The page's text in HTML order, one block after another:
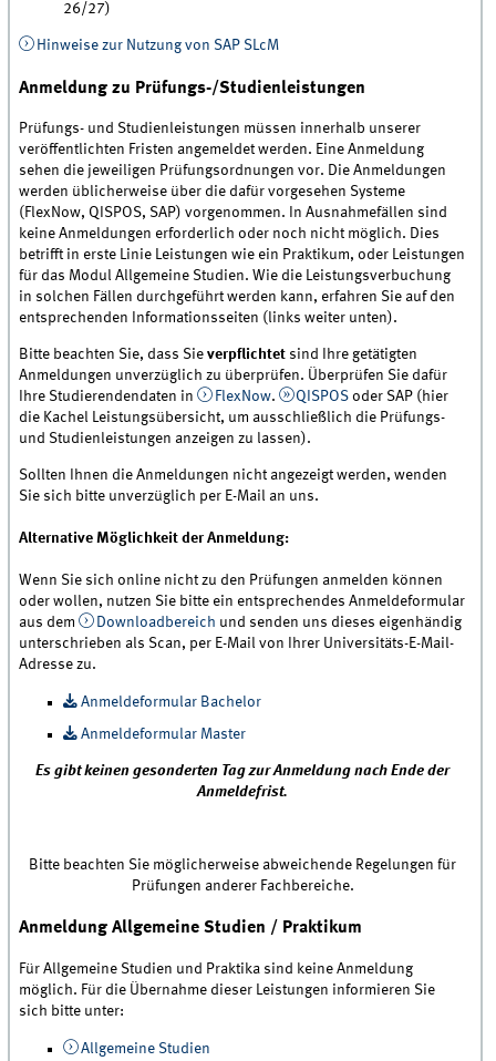
26/27)
Hinweise zur Nutzung von SAP SLcM
Anmeldung zu Prüfungs-/Studienleistungen
Prüfungs- und Studienleistungen müssen innerhalb unserer
veröffentlichten Fristen angemeldet werden. Eine Anmeldung
sehen die jeweiligen Prüfungsordnungen vor. Die Anmeldungen
werden üblicherweise über die dafür vorgesehen Systeme
(FlexNow, QISPOS, SAP) vorgenommen. In Ausnahmefällen sind
keine Anmeldungen erforderlich oder noch nicht möglich. Dies
betrifft in erste Linie Leistungen wie ein Praktikum, oder Leistungen
für das Modul Allgemeine Studien. Wie die Leistungsverbuchung
in solchen Fällen durchgeführt werden kann, erfahren Sie auf den
entsprechenden Informationsseiten (links weiter unten).
Bitte beachten Sie, dass Sieverpflichtet sind Ihre getätigten
Anmeldungen unverzüglich zu überprüfen. Überprüfen Sie dafür
Ihre Studierendendaten in
FlexNow. QISPOS oder SAP (hier
die Kachel Leistungsübersicht, um ausschließlich die Prüfungs-
und Studienleistungen anzeigen zu lassen).
Sollten Ihnen die Anmeldungen nicht angezeigt werden, wenden
Sie sich bitte unverzüglich per E-Mail an uns.
Alternative Möglichkeit der Anmeldung:
Wenn Sie sich online nicht zu den Prüfungen anmelden können
oder wollen, nutzen Sie bitte ein entsprechendes Anmeldeformular
aus dem
Downloadbereich und senden uns dieses eigenhändig
unterschrieben als Scan, per E-Mail von Ihrer Universitäts-E-Mail-
Adresse zu.
Anmeldeformular Bachelor
Anmeldeformular Master
Es gibt keinen gesonderten Tag zur Anmeldung nach Ende der
Anmeldefrist.
Bitte beachten Sie möglicherweise abweichende Regelungen für
Prüfungen anderer Fachbereiche.
Anmeldung Allgemeine Studien / Praktikum
Für Allgemeine Studien und Praktika sind keine Anmeldung
möglich. Für die Übernahme dieser Leistungen informieren Sie
sich bitte unter:
Allgemeine Studien